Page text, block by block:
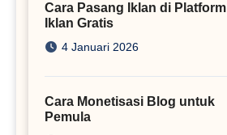
Cara Pasang Iklan di Platform
Iklan Gratis
4 Januari 2026
Cara Monetisasi Blog untuk
Pemula